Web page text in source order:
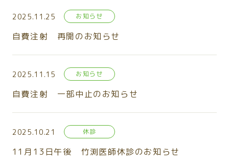
2025.11.25 お知らせ
自費注射 再開のお知らせ
2025.11.15 お知らせ
自費注射 一部中止のお知らせ
2025.10.21 休診
11月13日午後 竹渕医師休診のお知らせ